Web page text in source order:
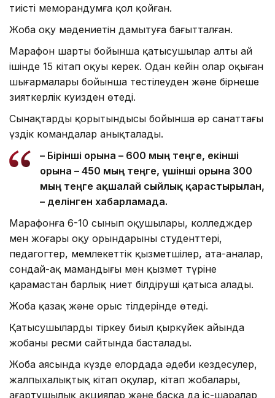
тиісті меморандумға қол қойған.
Жоба оқу мәдениетін дамытуға бағытталған.
Марафон шарты бойынша қатысушылар алты ай
ішінде 15 кітап оқуы керек. Одан кейін олар оқыған
шығармалары бойынша тестілеуден және бірнеше
зияткерлік куизден өтеді.
Сынақтардың қорытындысы бойынша әр санаттағы
үздік командалар анықталады.
– Бірінші орынға – 600 мың теңге, екінші
орынға – 450 мың теңге, үшінші орынға 300
мың теңге ақшалай сыйлық қарастырылған,
– делінген хабарламада.
Марафонға 6-10 сынып оқушылары, колледждер
мен жоғары оқу орындарының студенттері,
педагогтер, мемлекеттік қызметшілер, ата-аналар,
сондай-ақ мамандығы мен қызмет түріне
қарамастан барлық ниет білдіруші қатыса алады.
Жоба қазақ және орыс тілдерінде өтеді.
Қатысушыларды тіркеу биыл қыркүйек айында
жобаның ресми сайтында басталады.
Жоба аясында күзде елордада әдеби кездесулер,
жалпыхалықтық кітап оқулар, кітап жобалары,
ағартушылық акциялар және басқа да іс-шаралар